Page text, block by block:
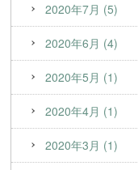
2020年7月 (5)
2020年6月 (4)
2020年5月 (1)
2020年4月 (1)
2020年3月 (1)